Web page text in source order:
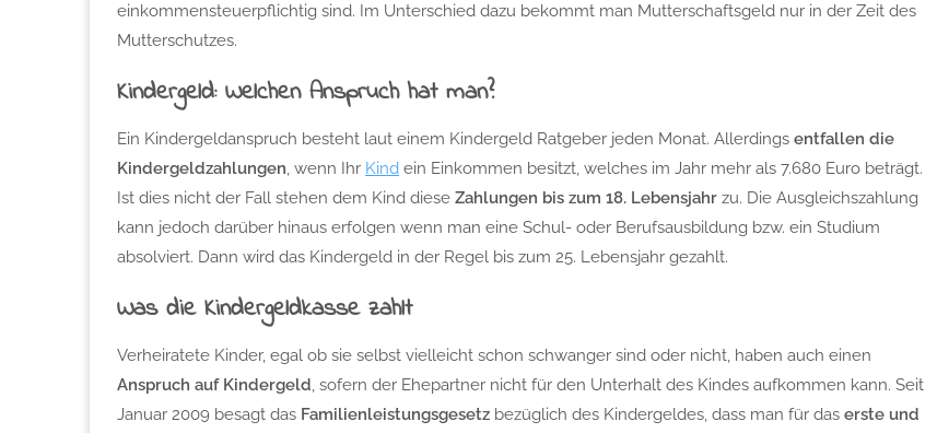
einkommensteuerpflichtig sind. Im Unterschied dazu bekommt man Mutterschaftsgeld nur in der Zeit des
Mutterschutzes.
Kindergeld: Welchen Anspruch hat man?
Ein Kindergeldanspruch besteht laut einem Kindergeld Ratgeber jeden Monat. Allerdings entfallen die
Kindergeldzahlungen, wenn Ihr Kind ein Einkommen besitzt, welches im Jahr mehr als 7.680 Euro beträgt.
Ist dies nicht der Fall stehen dem Kind diese Zahlungen bis zum 18. Lebensjahr zu. Die Ausgleichszahlung
kann jedoch darüber hinaus erfolgen wenn man eine Schul- oder Berufsausbildung bzw. ein Studium
absolviert. Dann wird das Kindergeld in der Regel bis zum 25. Lebensjahr gezahlt.
Was die Kindergeldkasse zahlt
Verheiratete Kinder, egal ob sie selbst vielleicht schon schwanger sind oder nicht, haben auch einen
Anspruch auf Kindergeld, sofern der Ehepartner nicht für den Unterhalt des Kindes aufkommen kann. Seit
Januar 2009 besagt das Familienleistungsgesetz bezüglich des Kindergeldes, dass man für das erste und